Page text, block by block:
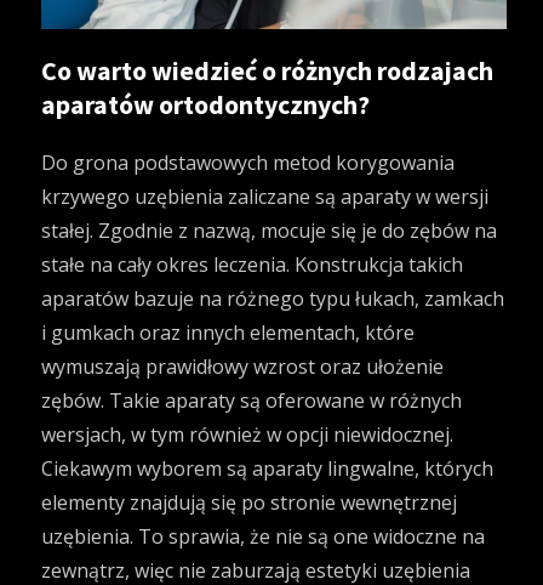
Co warto wiedzieć o różnych rodzajach
aparatów ortodontycznych?
Do grona podstawowych metod korygowania
krzywego uzębienia zaliczane są aparaty w wersji
stałej. Zgodnie z nazwą, mocuje się je do zębów na
stałe na cały okres leczenia. Konstrukcja takich
aparatów bazuje na różnego typu łukach, zamkach
i gumkach oraz innych elementach, które
wymuszają prawidłowy wzrost oraz ułożenie
zębów. Takie aparaty są oferowane w różnych
wersjach, w tym również w opcji niewidocznej.
Ciekawym wyborem są aparaty lingwalne, których
elementy znajdują się po stronie wewnętrznej
uzębienia. To sprawia, że nie są one widoczne na
zewnątrz, więc nie zaburzają estetyki uzębienia